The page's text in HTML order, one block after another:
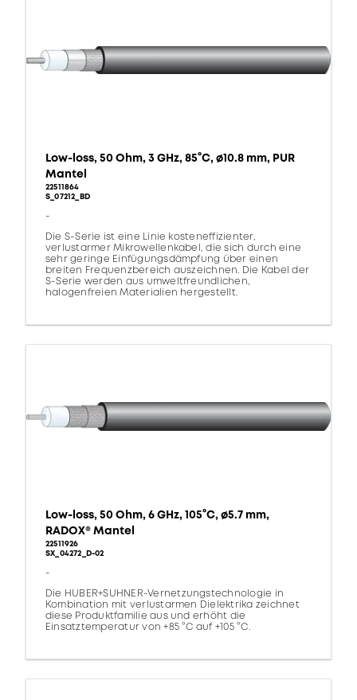
Low-loss, 50 Ohm, 3 GHz, 85°C, ø10.8 mm, PUR
Mantel
22511864
S_07212_BD
-
Die S-Serie ist eine Linie kosteneffizienter,
verlustarmer Mikrowellenkabel, die sich durch eine
sehr geringe Einfügungsdämpfung über einen
breiten Frequenzbereich auszeichnen. Die Kabel der
S-Serie werden aus umweltfreundlichen,
halogenfreien Materialien hergestellt.
Low-loss, 50 Ohm, 6 GHz, 105°C, ø5.7 mm,
RADOX® Mantel
22511926
SX_04272_D-02
-
Die HUBER+SUHNER-Vernetzungstechnologie in
Kombination mit verlustarmen Dielektrika zeichnet
diese Produktfamilie aus und erhöht die
Einsatztemperatur von +85 °C auf +105 °C.